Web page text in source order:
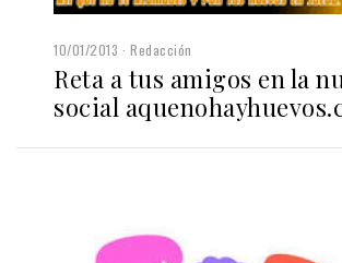
10/01/2013 Redacción
Reta a tus amigos en la
social